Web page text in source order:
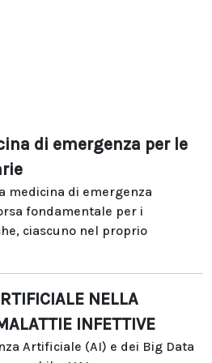
di emergenza per le
medicina di emergenza
fondamentale per i
ciascuno nel proprio
NELLA
INFETTIVE
Artificiale (AI) e dei Big Data